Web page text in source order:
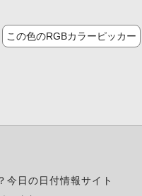
この色のRGBカラーピッカー
今日の日付情報サイト